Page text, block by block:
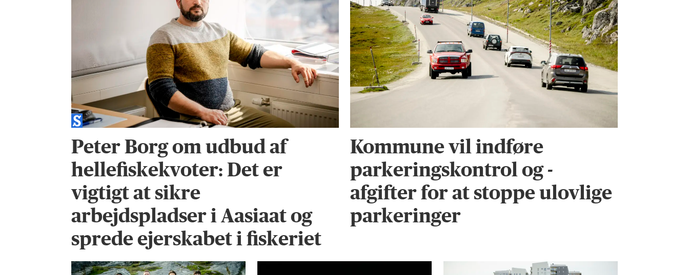
Peter Borg om udbud af
hellefiskekvoter: Det er
vigtigt at sikre
arbejdspladser i Aasiaat og
sprede ejerskabet i fiskeriet
Kommune vil indføre
parkeringskontrol og -
afgifter for at stoppe ulovlige
parkeringer